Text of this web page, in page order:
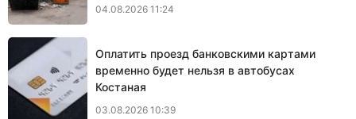
04.08.2026 11:24
Оплатить проезд банковскими картами
временно будет нельзя в автобусах
Костаная
03.08.2026 10:39